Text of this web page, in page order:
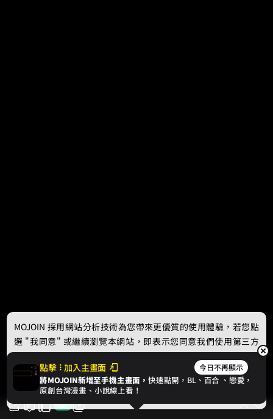
64
點擊 加入主畫面 今日不再顯示
將MOJOIN新增至手機主畫面，快速點開，BL、 百合 、戀愛，
原創台灣漫畫、小說線上看！
MOJOIN 採用網站分析技術為您帶來更優質的使用體驗，若您點
選 "我同意" 或繼續瀏覽本網站，即表示您同意我們使用第三方
Cookie，欲瞭解更多資訊請見隱私權政策。
我同意